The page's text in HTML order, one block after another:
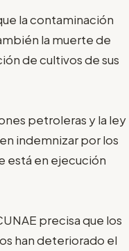
la contaminación
la muerte de
de cultivos de sus
petroleras y la ley
indemnizar por los
está en ejecución
precisa que los
han deteriorado el